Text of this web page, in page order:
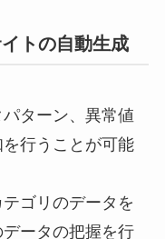
トの自動生成
ターン、異常値
行うことが可能
ゴリのデータを
ータの把握を行